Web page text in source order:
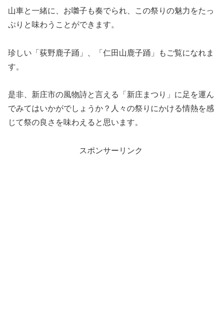
山車と一緒に、お囃子も奏でられ、この祭りの魅力をたっ
ぷりと味わうことができます。
珍しい「荻野鹿子踊」、「仁田山鹿子踊」もご覧になれま
す。
是非、新庄市の風物詩と言える「新庄まつり」に足を運ん
でみてはいかがでしょうか？人々の祭りにかける情熱を感
じて祭の良さを味わえると思います。
スポンサーリンク